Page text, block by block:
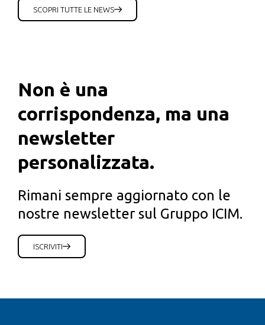
SCOPRI TUTTE LE NEWS
Non è una
corrispondenza, ma una
newsletter
personalizzata.
Rimani sempre aggiornato con le
nostre newsletter sul Gruppo ICIM.
ISCRIVITI